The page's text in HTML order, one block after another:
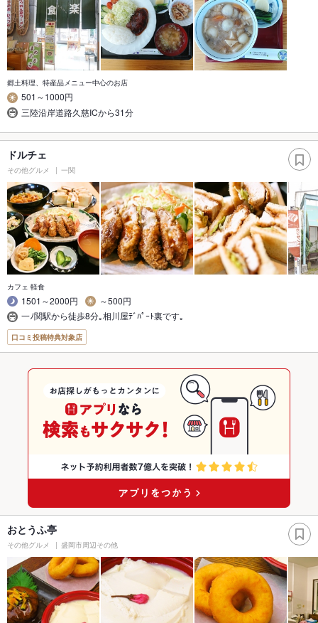
郷土料理、特産品メニュー中心のお店
501～1000円
三陸沿岸道路久慈ICから31分
ドルチェ
その他グルメ 一関
カフェ 軽食
1501～2000円
～500円
一ﾉ関駅から徒歩8分｡相川屋ﾃﾞﾊﾟｰﾄ裏です｡
口コミ投稿特典対象店
おとうふ亭
その他グルメ 盛岡市周辺その他